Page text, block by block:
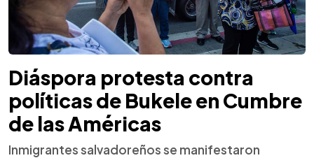
Diáspora protesta contra
políticas de Bukele en Cumbre
de las Américas
Inmigrantes salvadoreños se manifestaron